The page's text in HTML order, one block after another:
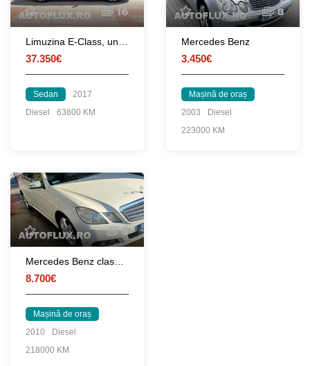
16
37.350€
Sedan
2017
Diesel
63800 KM
8
Mercedes Benz
3.450€
Mașină de oraș
2003
Diesel
223000 KM
8
8.700€
Mașină de oraș
2010
Diesel
218000 KM